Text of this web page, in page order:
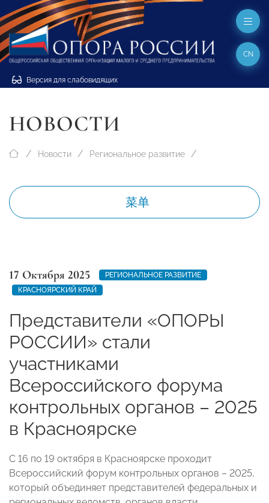
Версия для слабовидящих
CN
НОВОСТИ
Новости Региональное развитие
菜单
17 Октября 2025
РЕГИОНАЛЬНОЕ РАЗВИТИЕ
КРАСНОЯРСКИЙ КРАЙ
Представители «ОПОРЫ
РОССИИ» стали
участниками
Всероссийского форума
контрольных органов – 2025
в Красноярске
С 16 по 19 октября в Красноярске проходит
Всероссийский форум контрольных органов – 2025,
который объединяет представителей федеральных и